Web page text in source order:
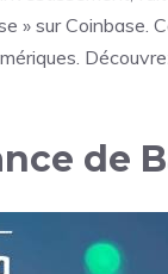
» sur
de